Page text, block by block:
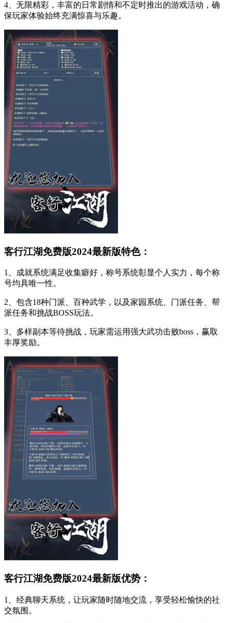
4、无限精彩，丰富的日常剧情和不定时推出的游戏活动，确
保玩家体验始终充满惊喜与乐趣。
客行江湖免费版2024最新版特色：
1、成就系统满足收集癖好，称号系统彰显个人实力，每个称
号均具唯一性。
2、包含18种门派、百种武学，以及家园系统、门派任务、帮
派任务和挑战BOSS玩法。
3、多样副本等待挑战，玩家需运用强大武功击败boss，赢取
丰厚奖励。
客行江湖免费版2024最新版优势：
1、经典聊天系统，让玩家随时随地交流，享受轻松愉快的社
交氛围。